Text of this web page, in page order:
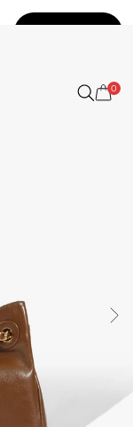
0